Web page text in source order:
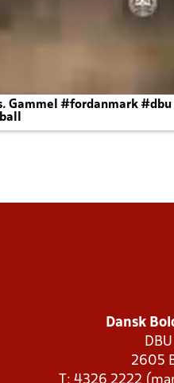
Gammel #fordanmark #dbu
Dansk
2605